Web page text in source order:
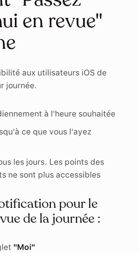
en revue"
aux utilisateurs iOS de
journée.
à l'heure souhaitée
ce que vous l'ayez
les jours. Les points des
ne sont plus accessibles
pour le
de la journée :
"Moi"